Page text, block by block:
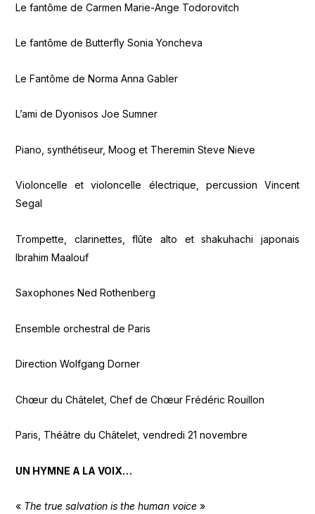
Le fantôme de Carmen Marie-Ange Todorovitch
Le fantôme de Butterfly Sonia Yoncheva
Le Fantôme de Norma Anna Gabler
L’ami de Dyonisos Joe Sumner
Piano, synthétiseur, Moog et Theremin Steve Nieve
Violoncelle et violoncelle électrique, percussion Vincent
Segal
Trompette, clarinettes, flûte alto et shakuhachi japonais
Ibrahim Maalouf
Saxophones Ned Rothenberg
Ensemble orchestral de Paris
Direction Wolfgang Dorner
Chœur du Châtelet, Chef de Chœur Frédéric Rouillon
Paris, Théâtre du Châtelet, vendredi 21 novembre
UN HYMNE A LA VOIX…
« The true salvation is the human voice »